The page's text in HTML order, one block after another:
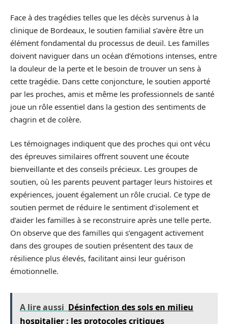
Face à des tragédies telles que les décès survenus à la
clinique de Bordeaux, le soutien familial s’avère être un
élément fondamental du processus de deuil. Les familles
doivent naviguer dans un océan d’émotions intenses, entre
la douleur de la perte et le besoin de trouver un sens à
cette tragédie. Dans cette conjoncture, le soutien apporté
par les proches, amis et même les professionnels de santé
joue un rôle essentiel dans la gestion des sentiments de
chagrin et de colère.
Les témoignages indiquent que des proches qui ont vécu
des épreuves similaires offrent souvent une écoute
bienveillante et des conseils précieux. Les groupes de
soutien, où les parents peuvent partager leurs histoires et
expériences, jouent également un rôle crucial. Ce type de
soutien permet de réduire le sentiment d’isolement et
d’aider les familles à se reconstruire après une telle perte.
On observe que des familles qui s’engagent activement
dans des groupes de soutien présentent des taux de
résilience plus élevés, facilitant ainsi leur guérison
émotionnelle.
A lire aussi Désinfection des sols en milieu
hospitalier : les protocoles critiques